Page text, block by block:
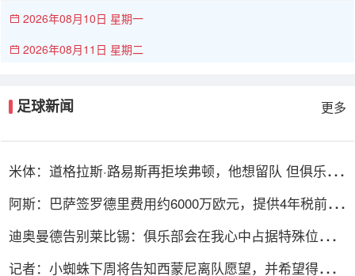
2026年08月10日 星期一
2026年08月11日 星期二
足球新闻 更多
米体：道格拉斯·路易斯再拒埃弗顿，他想留队 但俱乐部
阿斯：巴萨签罗德里费用约6000万欧元，提供4年税前
迪奥曼德告别莱比锡：俱乐部会在我心中占据特殊位置，
记者：小蜘蛛下周将告知西蒙尼离队愿望，并希望得到理